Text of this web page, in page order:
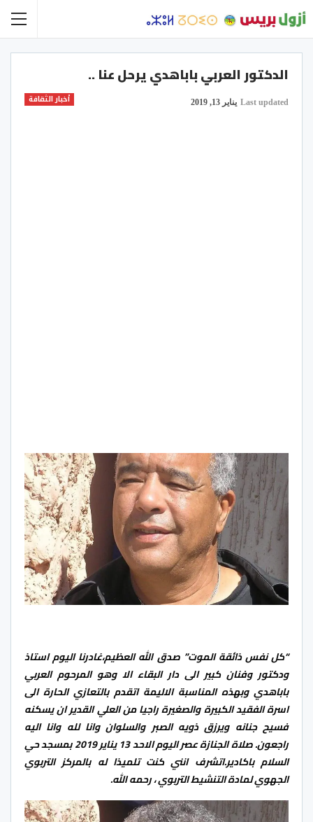
الدكتور العربي باباهدي يرحل عنا ..
أخبار الثقافة Last updated يناير 13, 2019
“كل نفس ذائقة الموت” صدق الله العظيم،غادرنا اليوم استاذ
ودكتور وفنان كبير الى دار البقاء الا وهو المرحوم العربي
باباهدي وبهذه المناسبة الاليمة اتقدم بالتعازي الحارة الى
اسرة الفقيد الكبيرة والصغيرة راجيا من العلي القدير ان يسكنه
فسيح جنانه ويرزق ذويه الصبر والسلوان وانا لله وانا اليه
راجعون. صلاة الجنازة عصر اليوم الاحد 13 يناير 2019 بمسجد حي
السلام باكادير.اتشرف انني كنت تلميذا له بالمركز التربوي
الجهوي لمادة التنشيط التربوي ، رحمه الله.